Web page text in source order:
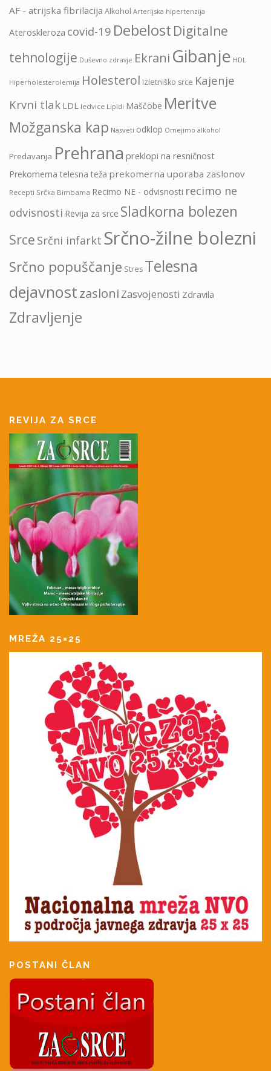
AF - atrijska fibrilacija Alkohol Arterijska hipertenzija
Ateroskleroza covid-19 Debelost Digitalne
tehnologije Duševno zdravje Ekrani Gibanje HDL
Hiperholesterolemija Holesterol Izletniško srce Kajenje
Krvni tlak LDL ledvice Lipidi Maščobe Meritve
Možganska kap Nasveti odklop Omejimo alkohol
Predavanja Prehrana preklopi na resničnost
Prekomerna telesna teža prekomerna uporaba zaslonov
Recepti Srčka Bimbama Recimo NE - odvisnosti recimo ne
odvisnosti Revija za srce Sladkorna bolezen
Srce Srčni infarkt Srčno-žilne bolezni
Srčno popuščanje Stres Telesna
dejavnostzasloni Zasvojenosti Zdravila
Zdravljenje
REVIJA ZA SRCE
MREŽA 25×25
POSTANI ČLAN